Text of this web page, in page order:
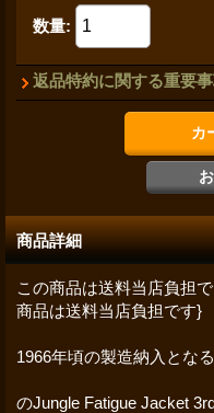
数量:
返品特約に関する重要
商品詳細
この商品は送料当店負担
商品は送料当店負担です}
1966年頃の製造納入とな
のJungle Fatigue Jacket